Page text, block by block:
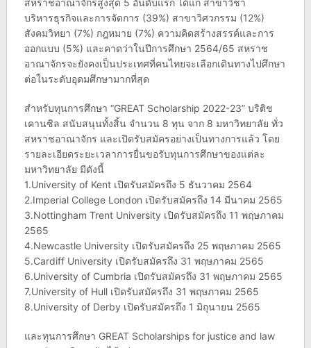
สหราชอาณาจักรสูงสุด 5 อันดับแรก ได้แก่ สาขาวิชา
บริหารธุรกิจและการจัดการ (39%) สาขาวิศวกรรม (12%)
สังคมวิทยา (7%) กฎหมาย (7%) ความคิดสร้างสรรค์และการ
ออกแบบ (5%) และคาดว่าในปีการศึกษา 2564/65 สหราช
อาณาจักรจะยังคงเป็นประเทศที่คนไทยจะเลือกเดินทางไปศึกษา
ต่อในระดับอุดมศึกษามากที่สุด
สำหรับทุนการศึกษา “GREAT Scholarship 2022-23” บริติช
เคานซิล สนับสนุนทั้งสิ้น จำนวน 8 ทุน จาก 8 มหาวิทยาลัย ทั่ว
สหราชอาณาจักร และเปิดรับสมัครอย่างเป็นทางการแล้ว โดย
รายละเอียดระยะเวลาการยื่นขอรับทุนการศึกษาของแต่ละ
มหาวิทยาลัย มีดังนี้
1.University of Kent เปิดรับสมัครถึง 5 ธันวาคม 2564
2.Imperial College London เปิดรับสมัครถึง 14 มีนาคม 2565
3.Nottingham Trent University เปิดรับสมัครถึง 11 พฤษภาคม
2565
4.Newcastle University เปิดรับสมัครถึง 25 พฤษภาคม 2565
5.Cardiff University เปิดรับสมัครถึง 31 พฤษภาคม 2565
6.University of Cumbria เปิดรับสมัครถึง 31 พฤษภาคม 2565
7.University of Hull เปิดรับสมัครถึง 31 พฤษภาคม 2565
8.University of Derby เปิดรับสมัครถึง 1 มิถุนายน 2565
และทุนการศึกษา GREAT Scholarships for justice and law